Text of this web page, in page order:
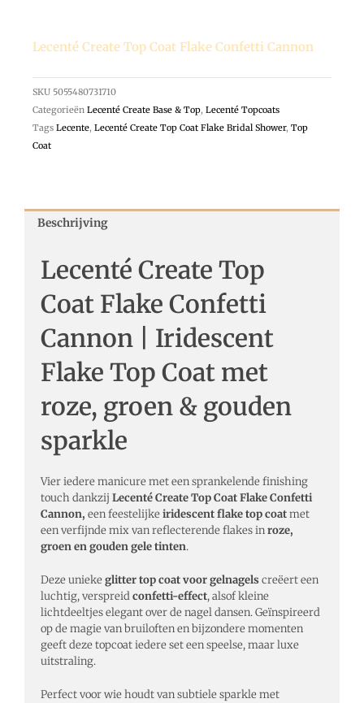
Confetti
aantal
Lecenté Create Top Coat Flake Confetti Cannon
SKU 5055480731710
Categorieën Lecenté Create Base & Top, Lecenté Topcoats
Tags Lecente, Lecenté Create Top Coat Flake Bridal Shower, Top
Coat
Beschrijving
Lecenté Create Top
Coat Flake Confetti
Cannon | Iridescent
Flake Top Coat met
roze, groen & gouden
sparkle
Vier iedere manicure met een sprankelende finishing
touch dankzij Lecenté Create Top Coat Flake Confetti
Cannon, een feestelijkeiridescent flake top coatmet
een verfijnde mix van reflecterende flakes inroze,
groen en gouden gele tinten.
Deze uniekeglitter top coat voor gelnagels creëert een
luchtig, verspreidconfetti-effect, alsof kleine
lichtdeeltjes elegant over de nagel dansen. Geïnspireerd
op de magie van bruiloften en bijzondere momenten
geeft deze topcoat iedere set een speelse, maar luxe
uitstraling.
Perfect voor wie houdt van subtiele sparkle met